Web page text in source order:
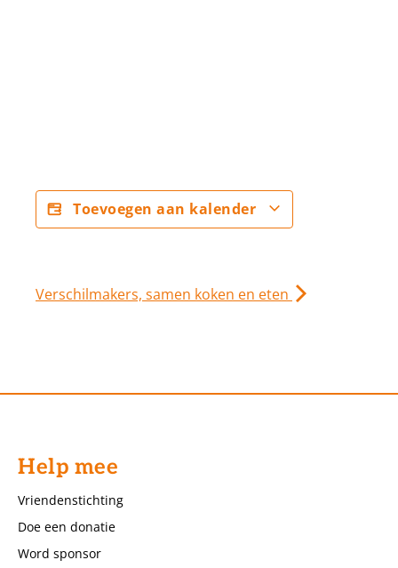
Toevoegen aan kalender
Verschilmakers, samen koken en eten
Help mee
Vriendenstichting
Doe een donatie
Word sponsor